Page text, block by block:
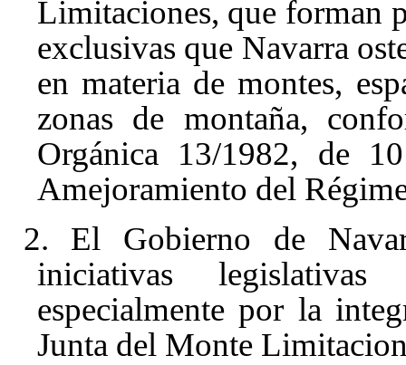
Limitaciones, que forman
exclusivas que Navarra
en materia de montes,
zonas de montaña,
Orgánica 13/1982, de
Amejoramiento del
2. El Gobierno de
iniciativas
especialmente por la
Junta del Monte